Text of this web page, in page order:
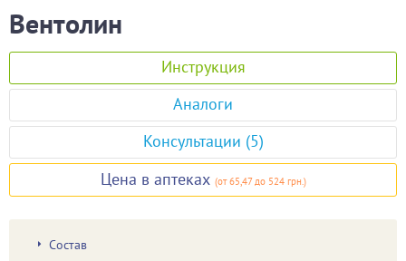
Вентолин
Инструкция
Аналоги
Консультации (5)
Цена в аптеках (от 65,47до 524 грн.)
Состав